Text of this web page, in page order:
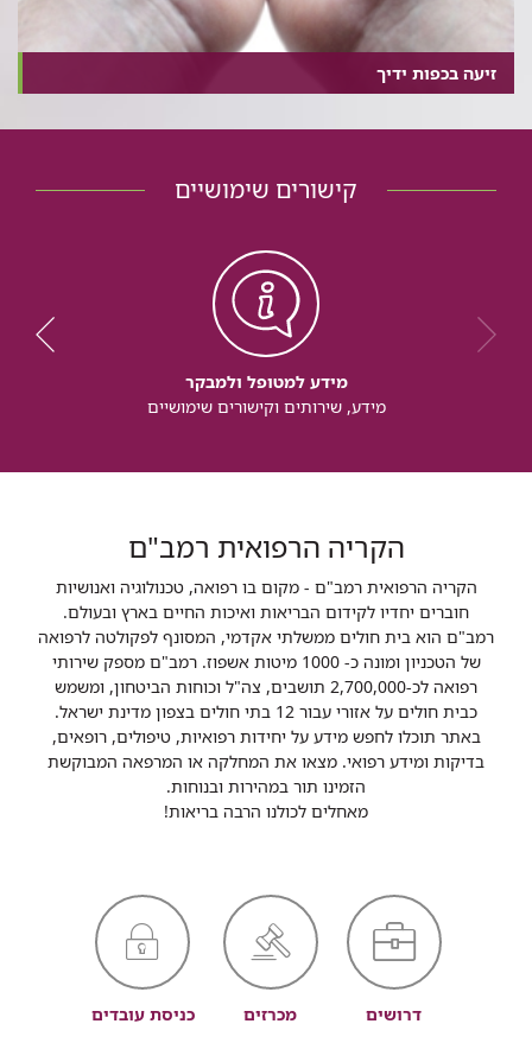
זיעה בכפות ידיך
קישורים שימושיים
מידע למטופל ולמבקר
מידע, שירותים וקישורים שימושיים
הקריה הרפואית רמב"ם
הקריה הרפואית רמב"ם - מקום בו רפואה, טכנולוגיה ואנושיות
חוברים יחדיו לקידום הבריאות ואיכות החיים בארץ ובעולם.
רמב"ם הוא בית חולים ממשלתי אקדמי, המסונף לפקולטה לרפואה
של הטכניון ומונה כ- 1000 מיטות אשפוז. רמב"ם מספק שירותי
רפואה לכ-2,700,000 תושבים, צה"ל וכוחות הביטחון, ומשמש
כבית חולים על אזורי עבור 12 בתי חולים בצפון מדינת ישראל.
באתר תוכלו לחפש מידע על יחידות רפואיות, טיפולים, רופאים,
בדיקות ומידע רפואי. מצאו את המחלקה או המרפאה המבוקשת
הזמינו תור במהירות ובנוחות.
מאחלים לכולנו הרבה בריאות!
דרושים מכרזים כניסת עובדים